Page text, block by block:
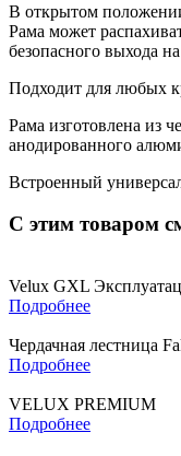
В открытом
Рама может
безопасного выхода
Подходит для любых
Рама изготовлена из
анодированного
Встроенный
С этим товаром
Velux GXL
Подробнее
Чердачная лестница
Подробнее
VELUX PREMIUM
Подробнее